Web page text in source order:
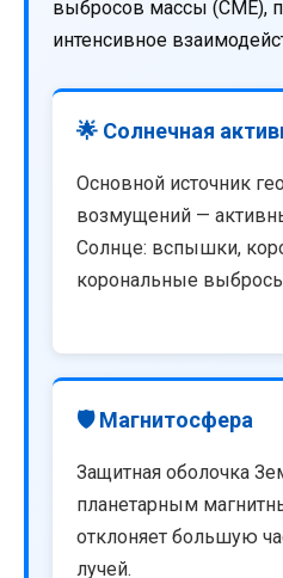
выбросов массы (CME),
интенсивное
🌟 Солнечная
Основной источник
возмущений —
Солнце: вспышки,
корональные
🛡️ Магнитосфера
Защитная оболочка
планетарным
отклоняет большую
лучей.